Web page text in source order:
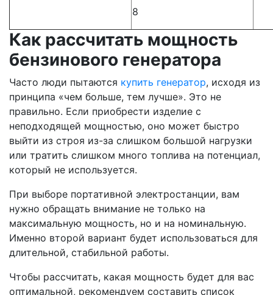
8
Как рассчитать мощность
бензинового генератора
Часто люди пытаются купить генератор, исходя из
принципа «чем больше, тем лучше». Это не
правильно. Если приобрести изделие с
неподходящей мощностью, оно может быстро
выйти из строя из-за слишком большой нагрузки
или тратить слишком много топлива на потенциал,
который не используется.
При выборе портативной электростанции, вам
нужно обращать внимание не только на
максимальную мощность, но и на номинальную.
Именно второй вариант будет использоваться для
длительной, стабильной работы.
Чтобы рассчитать, какая мощность будет для вас
оптимальной, рекомендуем составить список